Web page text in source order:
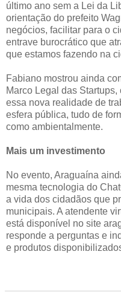
último ano sem a Lei da
orientação do prefeito
negócios, facilitar para o
entrave burocrático que
que estamos fazendo na
Fabiano mostrou ainda
Marco Legal das
essa nova realidade de
esfera pública, tudo de
como ambientalmente.
Mais um investimento
No evento, Araguaína
mesma tecnologia do
a vida dos cidadãos que
municipais. A atendente
está disponível no site
responde a perguntas e
e produtos